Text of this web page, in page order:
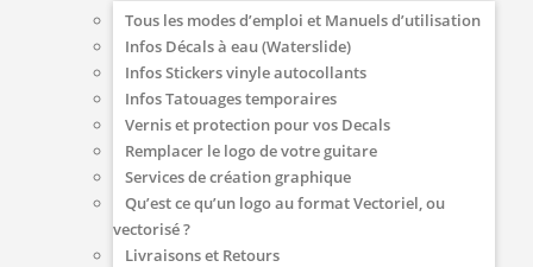
Tous les modes d’emploi et Manuels d’utilisation
Infos Décals à eau (Waterslide)
Infos Stickers vinyle autocollants
Infos Tatouages temporaires
Vernis et protection pour vos Decals
Remplacer le logo de votre guitare
Services de création graphique
Qu’est ce qu’un logo au format Vectoriel, ou
vectorisé ?
Livraisons et Retours